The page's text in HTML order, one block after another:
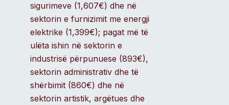
sigurimeve (1,607€) dhe në
sektorin e furnizimit me energji
elektrike (1,399€); pagat më të
ulëta ishin në sektorin e
industrisë përpunuese (893€),
sektorin administrativ dhe të
shërbimit (860€) dhe në
sektorin artistik, argëtues dhe